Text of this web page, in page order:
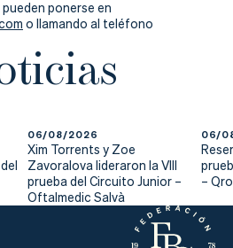
ponerse en
o llamando al teléfono
06/08/2026
Xim Torrents y Zoe
Zavoralova lideraron la VIII
prueba del Circuito Junior –
Oftalmedic Salvà
06/
–